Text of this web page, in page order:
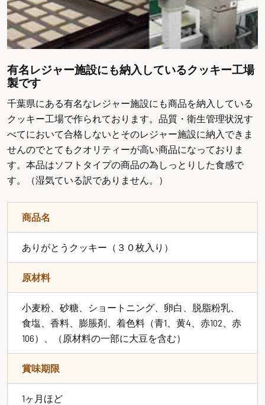
有名レジャー施設にも納入しているクッキー工場
製です
千葉県にある有名なレジャー施設にも商品を納入している
クッキー工場で作られております。品質・衛生管理状況す
べてにおいて合格しないとそのレジャー施設に納入できま
せんのでとてもクオリティーが高い商品になっておりま
す。本品はソフトタイプの商品の為しっとりした食感で
す。（湿気ている訳でありません。）
商品名
ありがとうクッキー（３０枚入り）
原材料
小麦粉、砂糖、ショートニング、卵白、脱脂粉乳、
食塩、香料、膨脹剤、着色料（青1、黄4、赤102、赤
106）、（原材料の一部に大豆を含む）
賞味期限
1ヶ月ほど